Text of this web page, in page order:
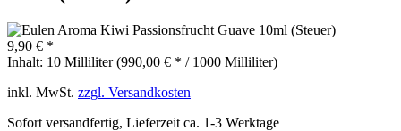
9,90 € *
Inhalt: 10 Milliliter (990,00 € * / 1000 Milliliter)
inkl. MwSt. zzgl. Versandkosten
Sofort versandfertig, Lieferzeit ca. 1-3 Werktage